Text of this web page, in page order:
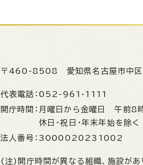
〒460-8508 愛知県名古屋市中
代表電話： 052-961-1111
開庁時間： 月曜日から金曜日 午前8
休日・祝日・年末年始を除く
法人番号： 3000020231002
(注)開庁時間が異なる組織、施設が